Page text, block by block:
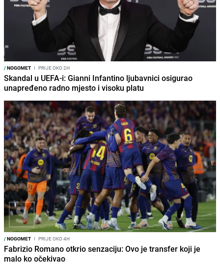
/NOGOMET I PRIJE OKO 2H
Skandal u UEFA-i: Gianni Infantino ljubavnici osigurao
unapređeno radno mjesto i visoku platu
/NOGOMET I PRIJE OKO 4H
Fabrizio Romano otkrio senzaciju: Ovo je transfer koji je
malo ko očekivao